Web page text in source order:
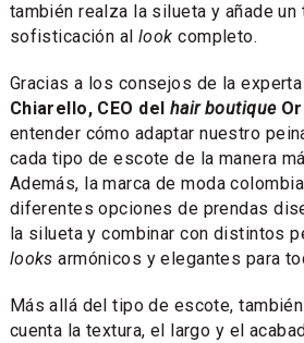
también realza la silueta y añade un
sofisticación allookcompleto.
Gracias a los consejos de la experta
Chiarello, CEO del hair boutique
entender cómo adaptar nuestro
cada tipo de escote de la manera
Además, la marca de moda
diferentes opciones de prendas
la silueta y combinar con distintos
looksarmónicos y elegantes para
Más allá del tipo de escote,
cuenta la textura, el largo y el